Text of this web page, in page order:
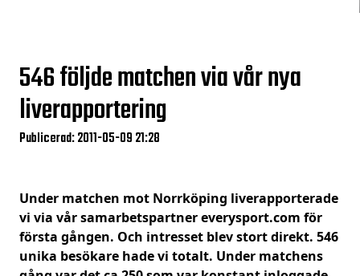
546 följde matchen via vår nya
liverapportering
Publicerad: 2011-05-09 21:28
Under matchen mot Norrköping liverapporterade
vi via vår samarbetspartner everysport.com för
första gången. Och intresset blev stort direkt. 546
unika besökare hade vi totalt. Under matchens